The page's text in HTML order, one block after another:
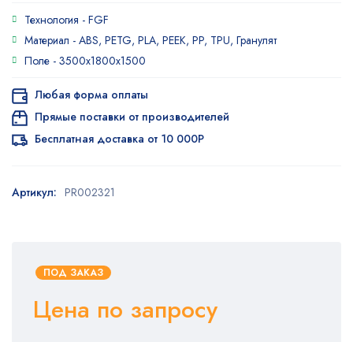
Технология - FGF
Материал - ABS, PETG, PLA, PEEK, PP, TPU, Гранулят
Поле - 3500x1800x1500
ПОД ЗАКАЗ
Цена по запросу
Любая форма оплаты
Прямые поставки от производителей
Бесплатная доставка от 10 000Р
Артикул: PR002321